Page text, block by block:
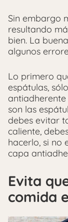
Sin embargo
resultando
bien. La
algunos
Lo primero
espátulas,
son las
debes evitar
caliente,
hacerlo, si no
capa
Evita
comida